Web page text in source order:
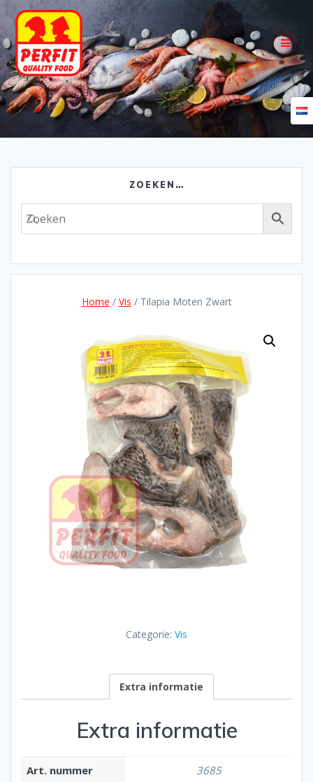
Skip
to
content
ZOEKEN…
Home / Vis / Tilapia Moten Zwart
Categorie: Vis
Extra informatie
Extra informatie
Art. nummer
3685